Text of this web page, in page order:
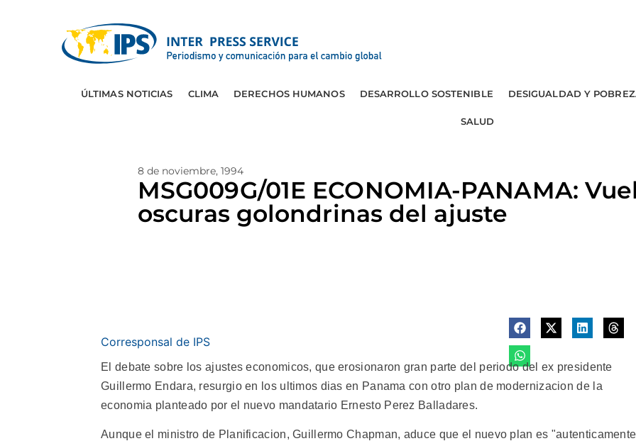
ÚLTIMAS NOTICIAS CLIMA DERECHOS HUMANOS DESARROLLO SOSTENIBLE DESIGUALDAD Y
SALUD
8 de noviembre, 1994
MSG009G/01E ECONOMIA-PANAMA:
oscuras golondrinas del ajuste
Corresponsal de IPS
El debate sobre los ajustes economicos, que erosionaron gran parte del periodo del ex presidente
Guillermo Endara, resurgio en los ultimos dias en Panama con otro plan de modernizacion de la
economia planteado por el nuevo mandatario Ernesto Perez Balladares.
Aunque el ministro de Planificacion, Guillermo Chapman, aduce que el nuevo plan es "autenticamente